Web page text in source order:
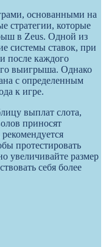
основанными на
стратегии, которые
в Zeus. Одной из
системы ставок, при
после каждого
выигрыша. Однако
с определенным
к игре.
выплат слота,
приносят
протестировать
увеличивайте размер
себя более